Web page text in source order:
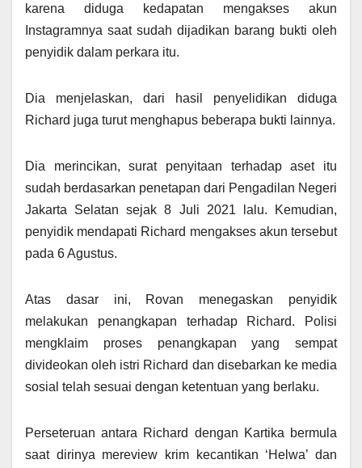
karena diduga kedapatan mengakses akun
Instagramnya saat sudah dijadikan barang bukti oleh
penyidik dalam perkara itu.
Dia menjelaskan, dari hasil penyelidikan diduga
Richard juga turut menghapus beberapa bukti lainnya.
Dia merincikan, surat penyitaan terhadap aset itu
sudah berdasarkan penetapan dari Pengadilan Negeri
Jakarta Selatan sejak 8 Juli 2021 lalu. Kemudian,
penyidik mendapati Richard mengakses akun tersebut
pada 6 Agustus.
Atas dasar ini, Rovan menegaskan penyidik
melakukan penangkapan terhadap Richard. Polisi
mengklaim proses penangkapan yang sempat
divideokan oleh istri Richard dan disebarkan ke media
sosial telah sesuai dengan ketentuan yang berlaku.
Perseteruan antara Richard dengan Kartika bermula
saat dirinya mereview krim kecantikan ‘Helwa’ dan